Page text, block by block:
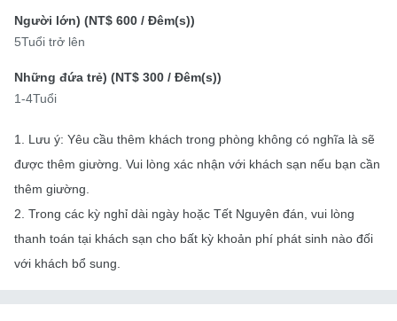
Người lớn) (NT$ 600 / Đêm(s))
5Tuổi trở lên
Những đứa trẻ) (NT$ 300 / Đêm(s))
1-4Tuổi
1. Lưu ý: Yêu cầu thêm khách trong phòng không có nghĩa là sẽ
được thêm giường. Vui lòng xác nhận với khách sạn nếu bạn cần
thêm giường.
2. Trong các kỳ nghỉ dài ngày hoặc Tết Nguyên đán, vui lòng
thanh toán tại khách sạn cho bất kỳ khoản phí phát sinh nào đối
với khách bổ sung.